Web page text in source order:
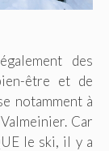
des
être et de
notamment à
Car
le ski, il y a